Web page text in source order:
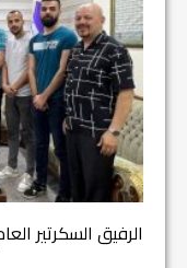
الرفيق السكرتير